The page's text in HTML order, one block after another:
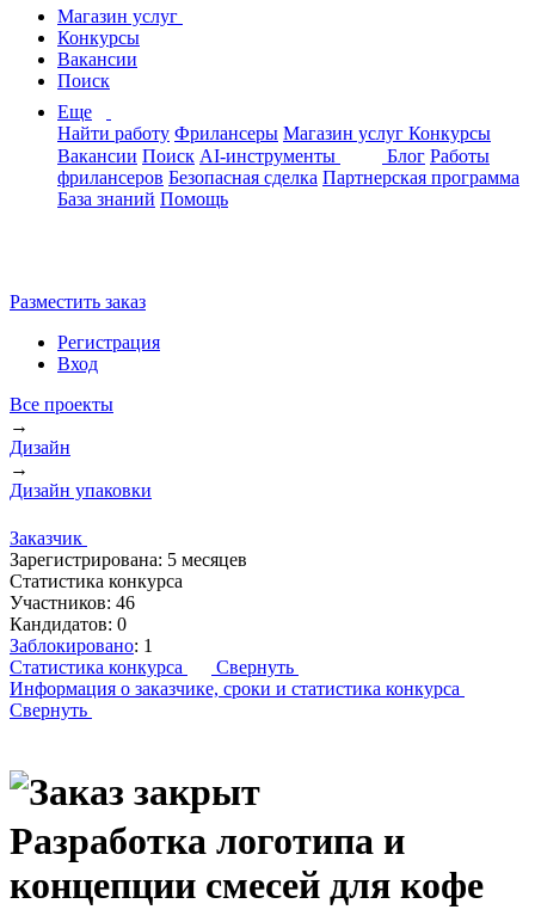
Магазин услуг
Конкурсы
Вакансии
Поиск
Еще
Найти работу Фрилансеры Магазин услуг Конкурсы
Вакансии Поиск AI-инструменты Блог Работы
фрилансеров Безопасная сделка Партнерская программа
База знаний Помощь
Разместить заказ
Регистрация
Вход
Все проекты
→
Дизайн
→
Дизайн упаковки
Заказчик
Зарегистрирована: 5 месяцев
Статистика конкурса
Участников: 46
Кандидатов: 0
Заблокировано: 1
Статистика конкурса
Свернуть
Информация о заказчике, сроки и статистика конкурса
Свернуть
Разработка логотипа и
концепции смесей для кофе